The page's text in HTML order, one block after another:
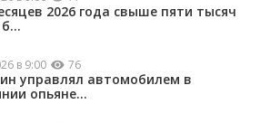
2026 года свыше пяти тысяч
в 9:00 76
управлял автомобилем в
опьяне...